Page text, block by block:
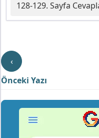
128-129. Sayfa
‹
Önceki Yazı